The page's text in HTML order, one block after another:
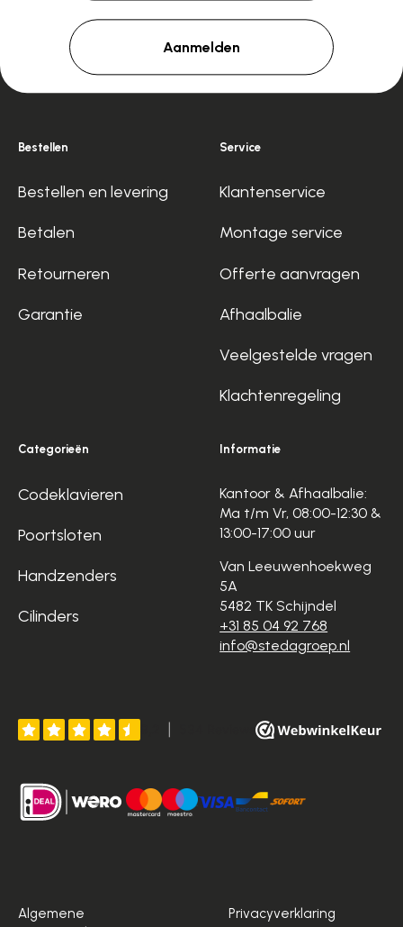
Aanmelden
Bestellen
Bestellen en levering
Betalen
Retourneren
Garantie
Service
Klantenservice
Montage service
Offerte aanvragen
Afhaalbalie
Veelgestelde vragen
Klachtenregeling
Categorieën
Codeklavieren
Poortsloten
Handzenders
Cilinders
Informatie
Kantoor & Afhaalbalie:
Ma t/m Vr, 08:00-12:30 &
13:00-17:00 uur
Van Leeuwenhoekweg
5A
5482 TK Schijndel
+31 85 04 92 768
info@stedagroep.nl
Algemene
Privacyverklaring